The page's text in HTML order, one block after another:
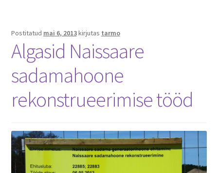
Postitatud mai 6, 2013kirjutas tarmo
Algasid Naissaare
sadamahoone
rekonstrueerimise tööd